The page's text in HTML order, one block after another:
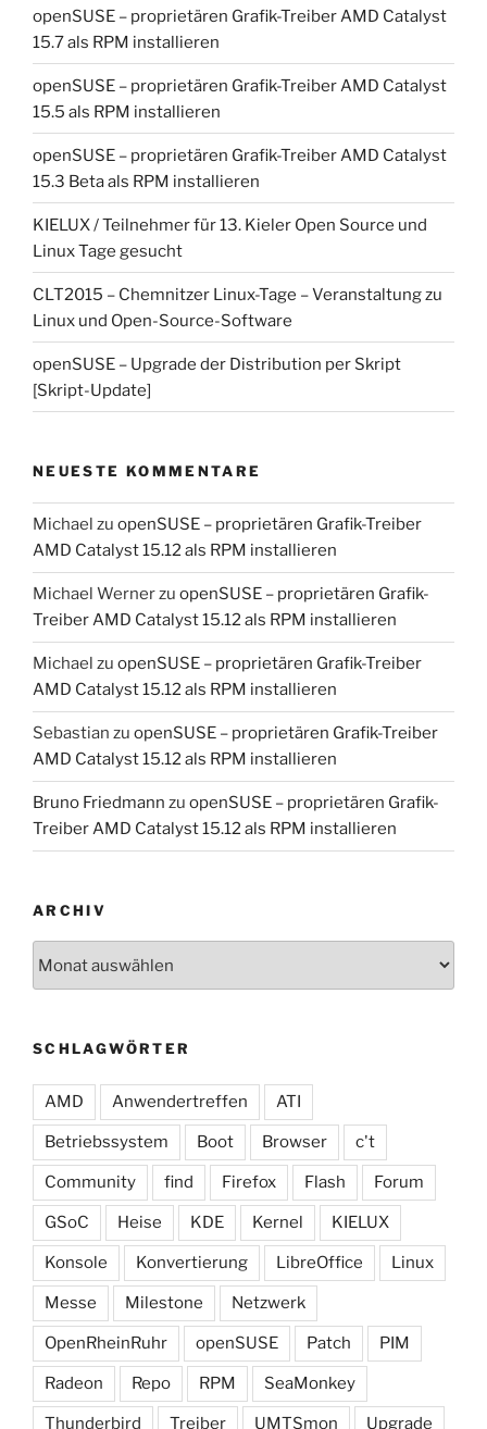
openSUSE – proprietären Grafik-Treiber AMD Catalyst
15.7 als RPM installieren
openSUSE – proprietären Grafik-Treiber AMD Catalyst
15.5 als RPM installieren
openSUSE – proprietären Grafik-Treiber AMD Catalyst
15.3 Beta als RPM installieren
KIELUX / Teilnehmer für 13. Kieler Open Source und
Linux Tage gesucht
CLT2015 – Chemnitzer Linux-Tage – Veranstaltung zu
Linux und Open-Source-Software
openSUSE – Upgrade der Distribution per Skript
[Skript-Update]
NEUESTE KOMMENTARE
Michael zu openSUSE – proprietären Grafik-Treiber
AMD Catalyst 15.12 als RPM installieren
Michael Wernerzu openSUSE – proprietären Grafik-
Treiber AMD Catalyst 15.12 als RPM installieren
Michael zu openSUSE – proprietären Grafik-Treiber
AMD Catalyst 15.12 als RPM installieren
Sebastian zu openSUSE – proprietären Grafik-Treiber
AMD Catalyst 15.12 als RPM installieren
Bruno Friedmann zu openSUSE – proprietären Grafik-
Treiber AMD Catalyst 15.12 als RPM installieren
ARCHIV
SCHLAGWÖRTER
AMD Anwendertreffen ATI
Betriebssystem Boot Browser c't
Community find Firefox Flash Forum
GSoC Heise KDE Kernel KIELUX
Konsole Konvertierung LibreOffice Linux
Messe Milestone Netzwerk
OpenRheinRuhr openSUSE Patch PIM
Radeon Repo RPM SeaMonkey
Thunderbird Treiber UMTSmon Upgrade